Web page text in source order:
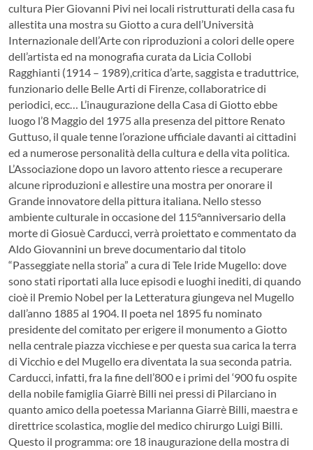
cultura Pier Giovanni Pivi nei locali ristrutturati della casa fu
allestita una mostra su Giotto a cura dell’Università
Internazionale dell’Arte con riproduzioni a colori delle opere
dell’artista ed na monografia curata da Licia Collobi
Ragghianti (1914 – 1989),critica d’arte, saggista e traduttrice,
funzionario delle Belle Arti di Firenze, collaboratrice di
periodici, ecc… L’inaugurazione della Casa di Giotto ebbe
luogo l’8 Maggio del 1975 alla presenza del pittore Renato
Guttuso, il quale tenne l’orazione ufficiale davanti ai cittadini
ed a numerose personalità della cultura e della vita politica.
L’Associazione dopo un lavoro attento riesce a recuperare
alcune riproduzioni e allestire una mostra per onorare il
Grande innovatore della pittura italiana. Nello stesso
ambiente culturale in occasione del 115°anniversario della
morte di Giosuè Carducci, verrà proiettato e commentato da
Aldo Giovannini un breve documentario dal titolo
“Passeggiate nella storia” a cura di Tele Iride Mugello: dove
sono stati riportati alla luce episodi e luoghi inediti, di quando
cioè il Premio Nobel per la Letteratura giungeva nel Mugello
dall’anno 1885 al 1904. Il poeta nel 1895 fu nominato
presidente del comitato per erigere il monumento a Giotto
nella centrale piazza vicchiese e per questa sua carica la terra
di Vicchio e del Mugello era diventata la sua seconda patria.
Carducci, infatti, fra la fine dell’800 e i primi del ‘900 fu ospite
della nobile famiglia Giarrè Billi nei pressi di Pilarciano in
quanto amico della poetessa Marianna Giarrè Billi, maestra e
direttrice scolastica, moglie del medico chirurgo Luigi Billi.
Questo il programma: ore 18 inaugurazione della mostra di